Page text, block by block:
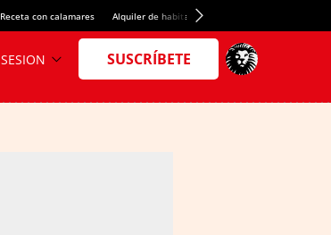
Receta con calamares Alquiler de habitaciones en España